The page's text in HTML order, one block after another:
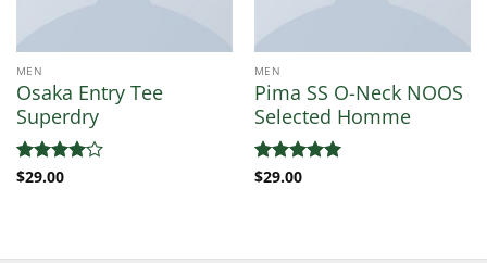
MEN
Osaka Entry Tee
Superdry
Valorado
$29.00
MEN
Pima SS O-Neck NOOS
Selected Homme
Valorado
$29.00